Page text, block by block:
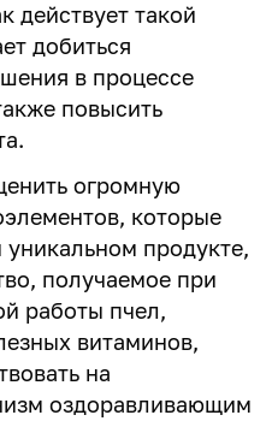
действует такой
добиться
в процессе
повысить
огромную
которые
продукте,
получаемое при
работы пчел,
витаминов,
на
оздоравливающим